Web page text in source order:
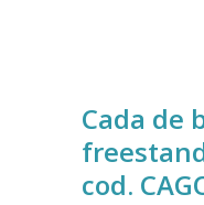
Cada de
cod.